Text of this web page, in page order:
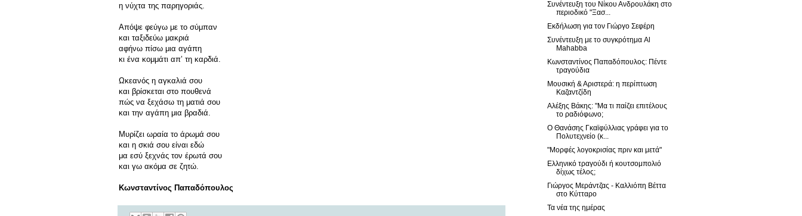
η νύχτα της παρηγοριάς.
Απόψε φεύγω με το σύμπαν
και ταξιδεύω μακριά
αφήνω πίσω μια αγάπη
κι ένα κομμάτι απ’ τη καρδιά.
Ωκεανός η αγκαλιά σου
και βρίσκεται στο πουθενά
πώς να ξεχάσω τη ματιά σου
και την αγάπη μια βραδιά.
Μυρίζει ωραία το άρωμά σου
και η σκιά σου είναι εδώ
μα εσύ ξεχνάς τον έρωτά σου
και γω ακόμα σε ζητώ.
Κωνσταντίνος Παπαδόπουλος
Συνέντευξη του Νίκου Ανδρουλάκη στο
περιοδικό "Ξασ...
Εκδήλωση για τον Γιώργο Σεφέρη
Συνέντευξη με το συγκρότημα Al
Mahabba
Κωνσταντίνος Παπαδόπουλος: Πέντε
τραγούδια
Μουσική & Αριστερά: η περίπτωση
Καζαντζίδη
Αλέξης Βάκης: "Μα τι παίζει επιτέλους
το ραδιόφωνο;
Ο Θανάσης Γκαϊφύλλιας γράφει για το
Πολυτεχνείο (κ...
"Μορφές λογοκρισίας πριν και μετά"
Ελληνικό τραγούδι ή κουτσομπολιό
δίχως τέλος;
Γιώργος Μεράντζας - Καλλιόπη Βέττα
στο Κύτταρο
Τα νέα της ημέρας